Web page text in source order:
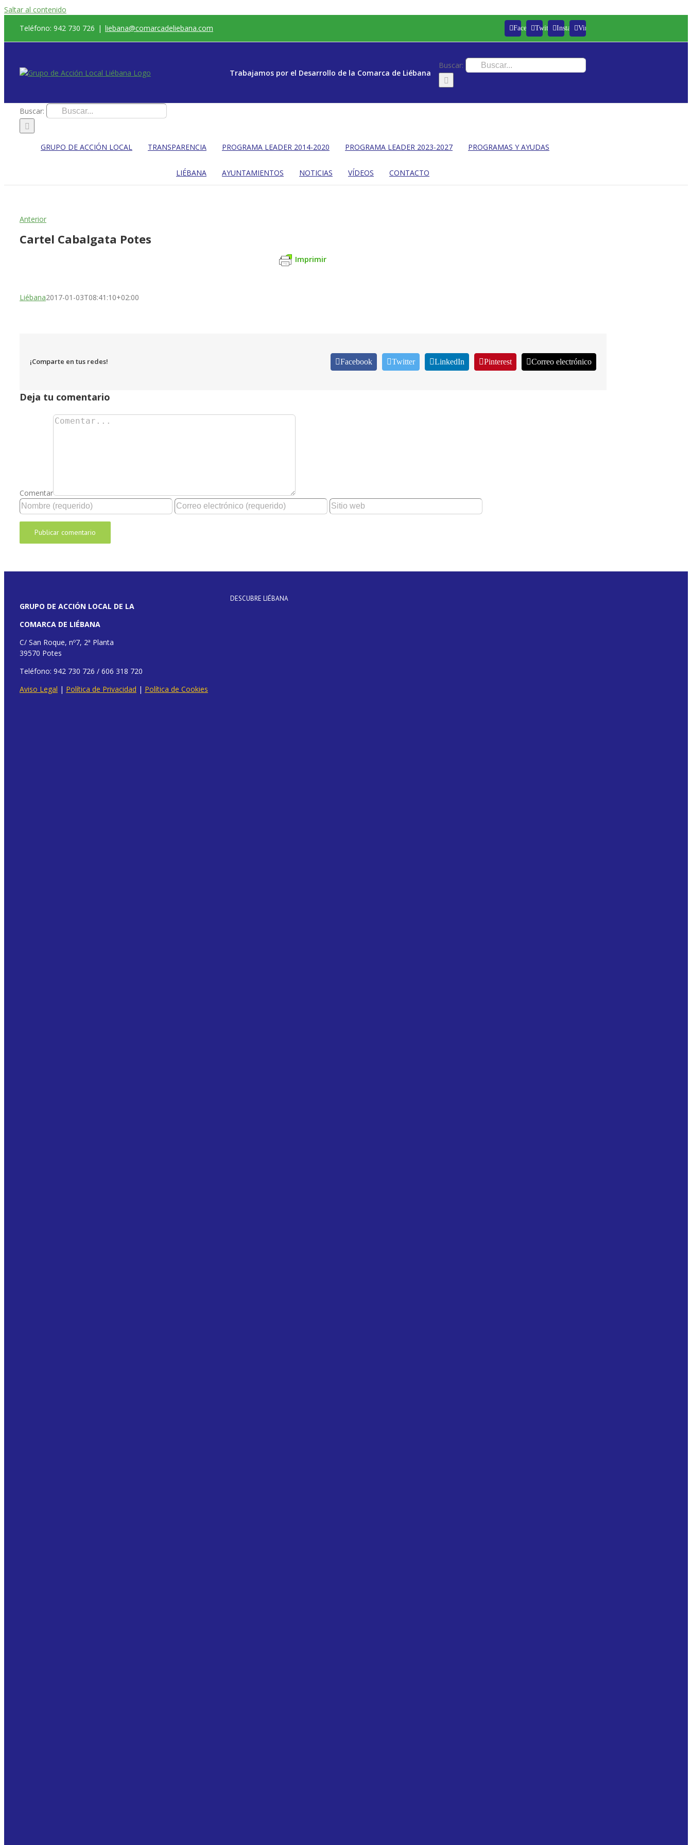
Saltar al contenido
Teléfono: 942 730 726 | liebana@comarcadeliebana.com FacebookTwitterInstagramVimeo
Trabajamos por el Desarrollo de la Comarca de Liébana
Buscar:
Buscar:
GRUPO DE ACCIÓN LOCAL TRANSPARENCIA PROGRAMA LEADER 2014-2020 PROGRAMA LEADER 2023-2027 PROGRAMAS Y AYUDAS
LIÉBANA AYUNTAMIENTOS NOTICIAS VÍDEOS CONTACTO
Anterior
Cartel Cabalgata Potes
Imprimir
Liébana2017-01-03T08:41:10+02:00
¡Comparte en tus redes! Facebook Twitter LinkedIn Pinterest Correo electrónico
Deja tu comentario
Comentar
GRUPO DE ACCIÓN LOCAL DE LA
COMARCA DE LIÉBANA
C/ San Roque, nº7, 2ª Planta
39570 Potes
Teléfono: 942 730 726 / 606 318 720
Aviso Legal | Política de Privacidad | Política de Cookies
DESCUBRE LIÉBANA